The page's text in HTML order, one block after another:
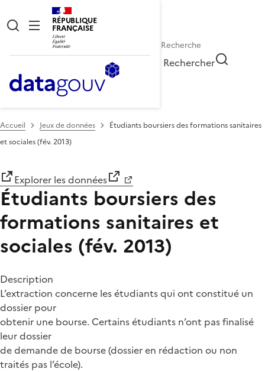
RÉPUBLIQUE
FRANÇAISE
Rechercher
Accueil Jeux de données
Étudiants boursiers des formations sanitaires
et sociales (fév. 2013)
Explorer les données
Étudiants boursiers des
formations sanitaires et
sociales (fév. 2013)
Description
L’extraction concerne les étudiants qui ont constitué un
dossier pour
obtenir une bourse. Certains étudiants n’ont pas finalisé
leur dossier
de demande de bourse (dossier en rédaction ou non
traités pas l’école).